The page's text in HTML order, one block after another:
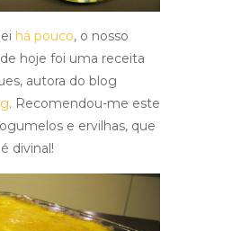
há pouco, o nosso
hoje foi uma receita
autora do blog
. Recomendou-me este
e ervilhas, que
divinal!